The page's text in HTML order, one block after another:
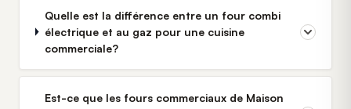
Quelle est la différence entre un four combi
électrique et au gaz pour une cuisine
commerciale?
Est-ce que les fours commerciaux de Maison